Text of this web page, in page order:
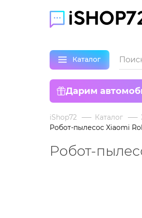
Каталог
Дарим
iShop72 Каталог
Робот-пылесос Xiaomi
Робот-